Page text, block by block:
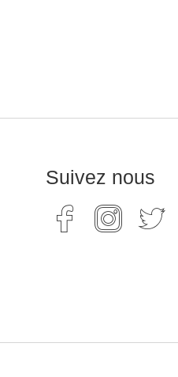
Suivez nous